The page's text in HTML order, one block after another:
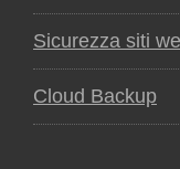
Sicurezza siti
Cloud Backup